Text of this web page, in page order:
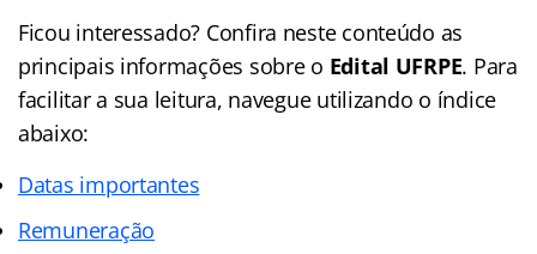
Ficou interessado? Confira neste conteúdo as
principais informações sobre o Edital UFRPE. Para
facilitar a sua leitura, navegue utilizando o índice
abaixo:
Datas importantes
Remuneração